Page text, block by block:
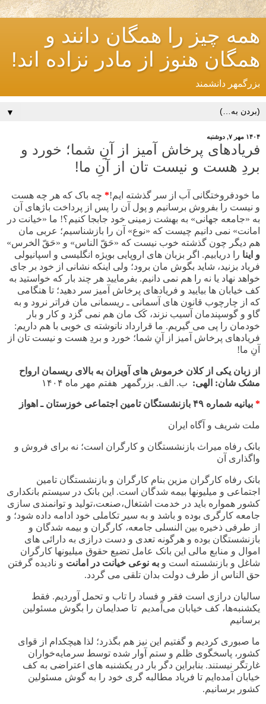
همه چیز را همگان دانند و
همگان هنوز از مادر نزاده اند!
بزرگمهر دانشمند
▼
۱۴۰۴ مهر ۷, دوشنبه
فریادهای پرخاش آمیز از آنِ شما؛ خورد و
بردِ هست و نیست تان از آنِ ما!
ما خودفروختگانی آب از سر گذشته ایم!* چه باک که هر چه هست
و نیست را بفروش برسانیم و پول آن را پس از پرداخت باژهای آن
به «جامعه جهانی» به بهشت زمینی خود جابجا کنیم؟! ما «خیانت در
امانت» نمی دانیم چیست که «نوع» آن را بازشناسیم؛ عربی مان
هم دیگر چون گذشته خوب نیست که «حَقّ الناس» و «حَقّ الخرس»
و اینا را دریابیم. اگر بزبان های اروپایی بویژه انگلیسی و اسپانیولی
فریاد بزنید، شاید بگوش مان برود؛ ولی اینکه نشانی از خود بر جای
خواهد نهاد یا نه را هم نمی دانیم. بفرمایید هر چند بار که خواستید به
کف خیابان ها بیایید و فریادهای پرخاش آمیز سر دهید؛ تا هنگامی
که از چارچوب قانون های آسمانی ـ ریسمانی مان فراتر نرود و به
گاو و گوسپندمان آسیب نزند، کَک مان هم نمی گزد و کار و بار
خودمان را پی می گیریم. ما قرارداد نانوشته ی خوبی با هم داریم:
فریادهای پرخاش آمیز از آنِ شما؛ خورد و بردِ هست و نیست تان از
آنِ ما!
از زبان یکی از کلان خرموش های آویزان به بالای ریسمان ارواح
مشک شان: الهی: ب. الف. بزرگمهر هفتم مهر ماه ۱۴۰۴
* بیانیه شماره ۴۹ بازنشستگان تامین اجتماعی خوزستان ـ اهواز
ملت شریف و آگاه ایران
بانک رفاه میراث بازنشستگان و کارگران است؛ نه برای فروش و
واگذاری آن
بانک رفاه کارگران مزین بنام کارگران و بازنشستگان تامین
اجتماعی و میلیونها بیمه شدگان است. این بانک در سیستم بانکداری
کشور همواره باید در خدمت اشتغال،صنعت،تولید و توانمندی سازی
جامعه کارگری بوده و باشد و به سیر تکاملی خود ادامه داده شود؛ و
از طرفی ذخیره بین النسلی جامعه، کارگران و بیمه شدگان و
بازنشستگان بوده و هرگونه تعدی و دست درازی به دارائی های
اموال و منابع مالی این بانک عامل تضیع حقوق میلیونها کارگران
شاغل و بازنشسته است و به نوعی خیانت در امانت و نادیده گرفتن
حق الناس از طرف دولت بدان تلقی می گردد.
سالیان درازی است فقر و فساد را تاب و تحمل آوردیم. فقط
یکشنبه‌ها، کف خیابان می‌آمدیم تا صدایمان را بگوش مسئولین
برسانیم
ما صبوری کردیم و گفتیم این نیز هم بگذرد؛ لذا هیچکدام از قوای
کشور، پاسخگوی ظلم و ستم آوار شده توسط سرمایه‌خواران
غارتگر نیستند. بنابراین دگر بار در یکشنبه های اعتراضی به کف
خیابان آمده‌ایم تا فریاد مطالبه گری خود را به گوش مسئولین
کشور برسانیم.